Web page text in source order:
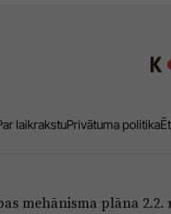
laikrakstuPrivātuma politika
mehānisma plāna